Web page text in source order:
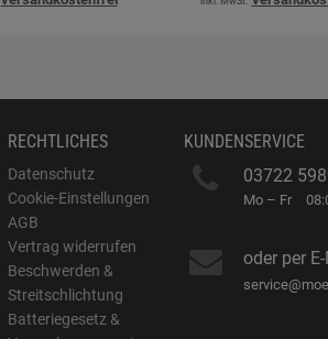
RECHTLICHES
Datenschutz
Cookie-Einstellungen
AGB
Vertrag widerrufen
Beschwerden &
Streitschlichtung
Batteriegesetz &
KUNDENSERVICE
03722
Mo – Fr
oder per